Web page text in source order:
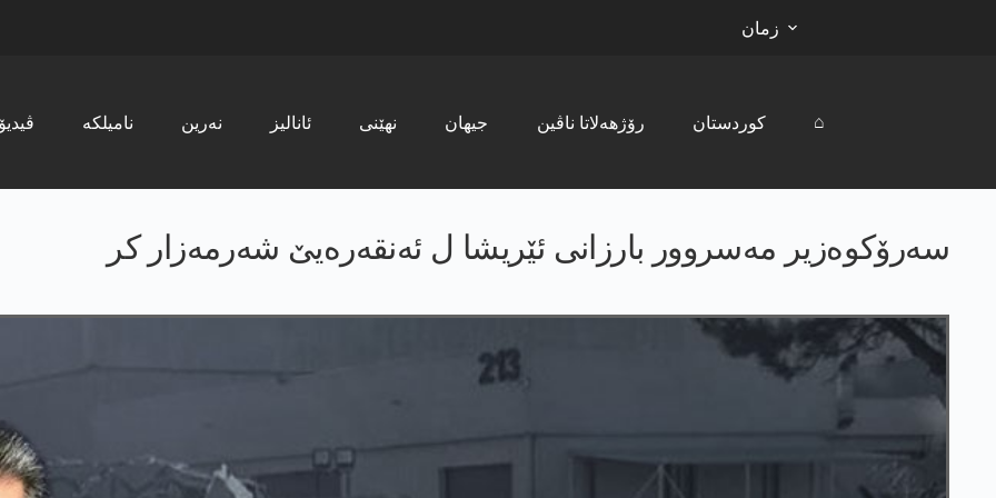
زمان
ڤیدیۆ نامیلکە نەرین ئانالیز نھێنی جیھان رۆژھەلاتا ناڤین کوردستان ⌂
سەرۆکوەزیر مەسروور بارزانی ئێریشا ل ئەنقەرەیێ شەرمەزار کر